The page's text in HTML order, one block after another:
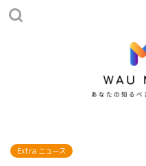
Extra ニュース